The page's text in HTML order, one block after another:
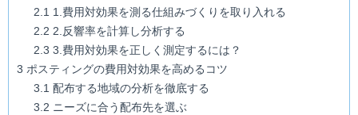
2.1 1.費用対効果を測る仕組みづくりを取り入れる
2.2 2.反響率を計算し分析する
2.3 3.費用対効果を正しく測定するには？
3 ポスティングの費用対効果を高めるコツ
3.1 配布する地域の分析を徹底する
3.2 ニーズに合う配布先を選ぶ